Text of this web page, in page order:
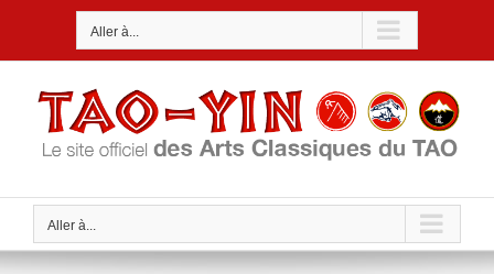
Aller à...
Aller à...